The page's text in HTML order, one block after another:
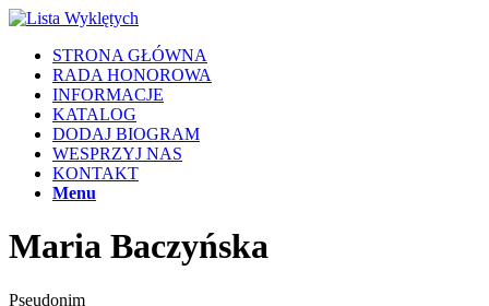
STRONA GŁÓWNA
RADA HONOROWA
INFORMACJE
KATALOG
DODAJ BIOGRAM
WESPRZYJ NAS
KONTAKT
Menu
Maria Baczyńska
Pseudonim